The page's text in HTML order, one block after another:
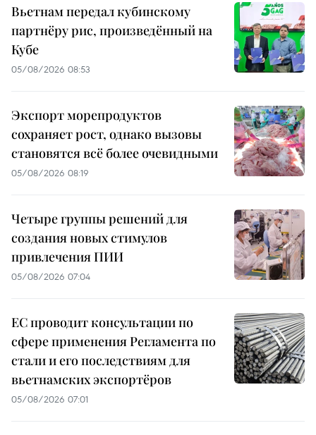
Вьетнам передал кубинскому
партнёру рис, произведённый на
Кубе
05/08/2026 08:53
Экспорт морепродуктов
сохраняет рост, однако вызовы
становятся всё более очевидными
05/08/2026 08:19
Четыре группы решений для
создания новых стимулов
привлечения ПИИ
05/08/2026 07:04
ЕС проводит консультации по
сфере применения Регламента по
стали и его последствиям для
вьетнамских экспортёров
05/08/2026 07:01